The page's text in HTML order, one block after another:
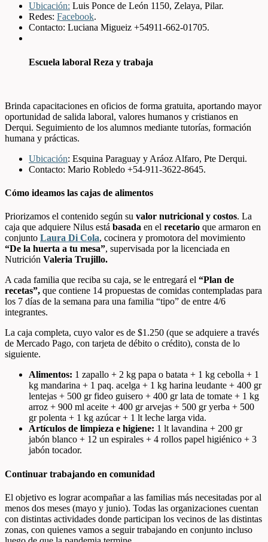
Ubicación: Luis Ponce de León 1150, Zelaya, Pilar.
Redes: Facebook.
Contacto: Luciana Migueiz +54911-662-01705.
Escuela laboral Reza y trabaja
Brinda capacitaciones en oficios de forma gratuita, aportando mayor
oportunidad de salida laboral, valores humanos y cristianos en
Derqui. Seguimiento de los alumnos mediante tutorías, formación
humana y prácticas.
Ubicación: Esquina Paraguay y Aráoz Alfaro, Pte Derqui.
Contacto: Mario Robledo +54-911-3622-8645.
Cómo ideamos las cajas de alimentos
Priorizamos el contenido según su valor nutricional y costos. La
caja que adquiere Nilus está basada en el recetario que armaron en
conjunto Laura Di Cola, cocinera y promotora del movimiento
“De la huerta a tu mesa”, supervisada por la licenciada en
Nutrición Valeria Trujillo.
A cada familia que reciba su caja, se le entregará el “Plan de
recetas”, que contiene 14 propuestas de comidas contempladas para
los 7 días de la semana para una familia “tipo” de entre 4/6
integrantes.
La caja completa, cuyo valor es de $1.250 (que se adquiere a través
de Mercado Pago, con tarjeta de débito o crédito), consta de lo
siguiente.
Alimentos: 1 zapallo + 2 kg papa o batata + 1 kg cebolla + 1
kg mandarina + 1 paq. acelga + 1 kg harina leudante + 400 gr
lentejas + 500 gr fideo guisero + 400 gr lata de tomate + 1 kg
arroz + 900 ml aceite + 400 gr arvejas + 500 gr yerba + 500
gr polenta + 1 kg azúcar + 1 lt leche larga vida.
Artículos de limpieza e higiene: 1 lt lavandina + 200 gr
jabón blanco + 12 un espirales + 4 rollos papel higiénico + 3
jabón tocador.
Continuar trabajando en comunidad
El objetivo es lograr acompañar a las familias más necesitadas por al
menos dos meses (mayo y junio). Todas las organizaciones cuentan
con distintas actividades donde participan los vecinos de las distintas
zonas, con quienes vamos a seguir trabajando en conjunto incluso